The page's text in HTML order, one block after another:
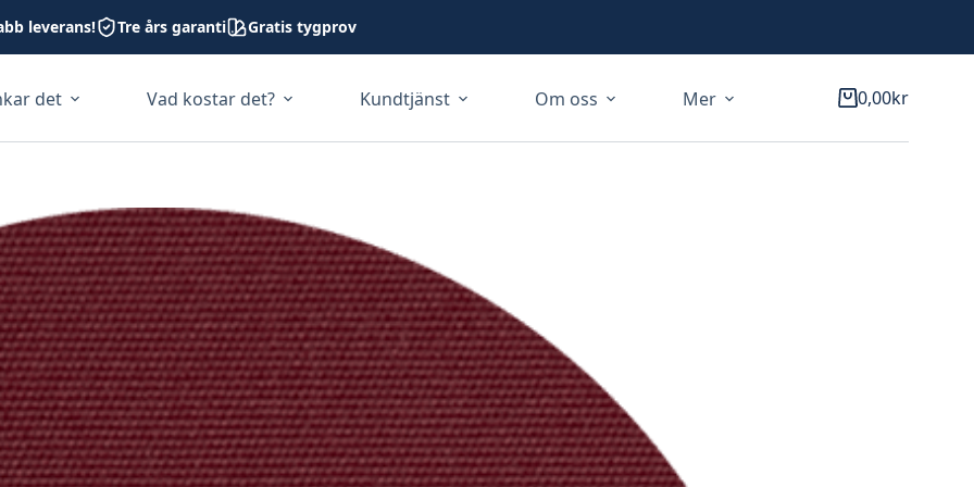
leverans! Tre års garanti Gratis tygprov
det Vad kostar det? Kundtjänst Om oss Mer Varukorg
0,00kr